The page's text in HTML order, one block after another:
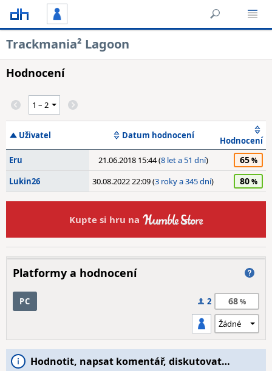
Trackmania² Lagoon
Hodnocení
Uživatel Datum hodnocení
Hodnocení
Eru
21.06.2018 15:44 (8 let a 51 dní) 65
Lukin26 30.08.2022 22:09 (3 roky a 345 dní) 80
Kupte si hru na
Platformy a hodnocení
PC 2 68
Hodnotit, napsat komentář, diskutovat…